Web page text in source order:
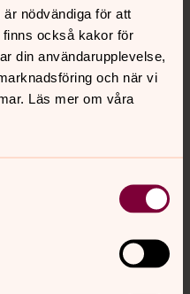
nödvändiga för att
också kakor för
din användarupplevelse,
och när vi
Läs mer om våra